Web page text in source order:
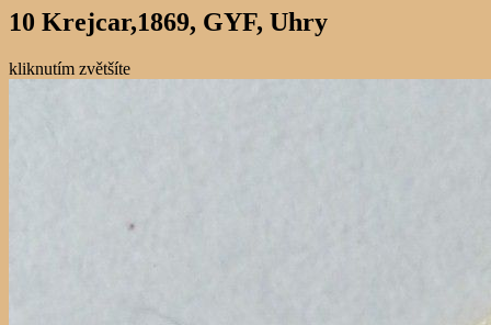
10 Krejcar,1869, GYF, Uhry
kliknutím zvětšíte